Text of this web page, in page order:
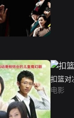
扣篮对
电影